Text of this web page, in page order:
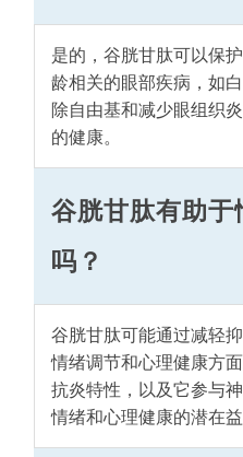
是的，谷胱甘肽可以保
龄相关的眼部疾病，如
除自由基和减少眼组织
的健康。
谷胱甘肽有助
吗？
谷胱甘肽可能通过减轻
情绪调节和心理健康方
抗炎特性，以及它参与
情绪和心理健康的潜在益